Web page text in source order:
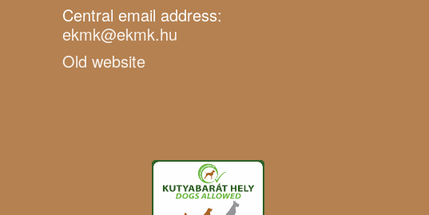
Central email address:
ekmk@ekmk.hu
Old website